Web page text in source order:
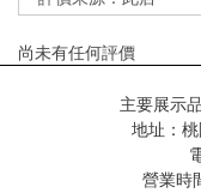
尚未有任何評價
主要展示
地址：
營業時